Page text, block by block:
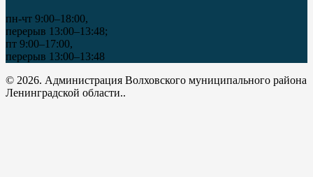
пн-чт 9:00–18:00,
перерыв 13:00–13:48;
пт 9:00–17:00,
перерыв 13:00–13:48
© 2026. Администрация Волховского муниципального района
Ленинградской области..